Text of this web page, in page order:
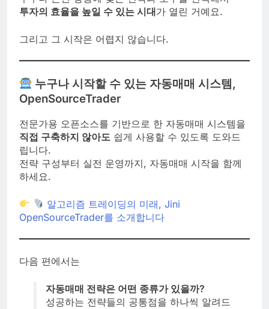
투자의 효율을 높일 수 있는 시대가 열린 거예요.
그리고 그 시작은 어렵지 않습니다.
누구나 시작할 수 있는 자동매매 시스템,
OpenSourceTrader
전문가용 오픈소스를 기반으로 한 자동매매 시스템을
직접 구축하지 않아도 쉽게 사용할 수 있도록 도와드
립니다.
전략 구성부터 실전 운영까지, 자동매매 시작을 함께
하세요.
알고리즘 트레이딩의 미래, Jini
OpenSourceTrader를 소개합니다
다음 편에서는
자동매매 전략은 어떤 종류가 있을까?
성공하는 전략들의 공통점을 하나씩 알려드